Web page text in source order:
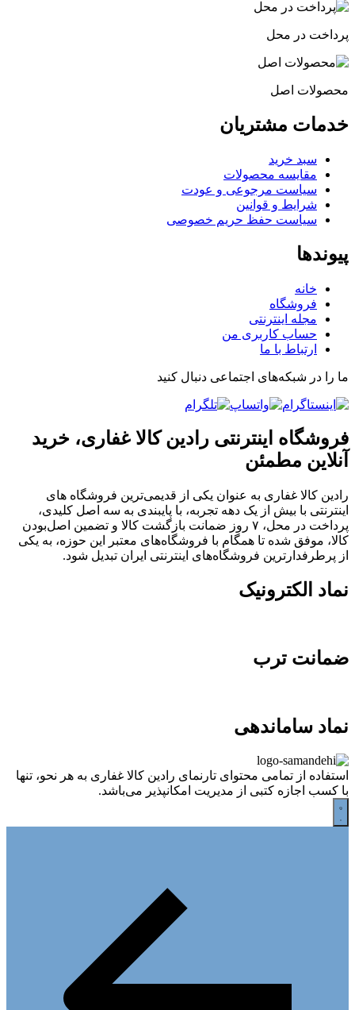
پرداخت در محل
محصولات اصل
خدمات مشتریان
سبد خرید
مقایسه محصولات
سیاست مرجوعی و عودت
شرایط و قوانین
سیاست حفظ حریم خصوصی
پیوندها
خانه
فروشگاه
مجله اینترنتی
حساب کاربری من
ارتباط با ما
ما را در شبکه‌های اجتماعی دنبال کنید
فروشگاه اینترنتی رادین کالا غفاری، خرید
آنلاین مطمئن
رادین کالا غفاری به عنوان یکی از قدیمی‌ترین فروشگاه های
اینترنتی با بیش از یک دهه تجربه، با پایبندی به سه اصل کلیدی،
پرداخت در محل، ۷ روز ضمانت بازگشت کالا و تضمین اصل‌بودن
کالا، موفق شده تا همگام با فروشگاه‌های معتبر این حوزه، به یکی
از پرطرفدارترین فروشگاه‌های اینترنتی ایران تبدیل شود.
نماد الکترونیک
ضمانت ترب
نماد ساماندهی
استفاده از تمامی محتوای تارنمای رادین کالا غفاری به هر نحو، تنها
با کسب اجازه کتبی از مدیریت امکانپذیر می‌باشد.